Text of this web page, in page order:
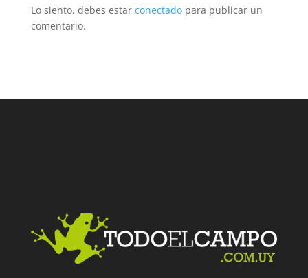
Lo siento, debes estar conectadopara publicar un
comentario.
Facebook